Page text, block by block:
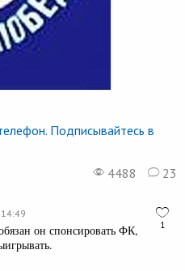
Подписывайтесь в
4488
23
1
он спонсировать ФК,